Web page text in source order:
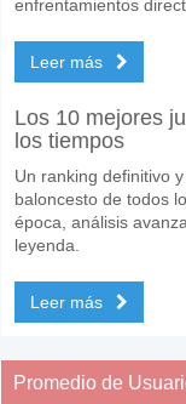
enfrentamientos
Leer más
Los 10 mejores
los tiempos
Un ranking definitivo
baloncesto de todos
época, análisis
leyenda.
Leer más
Promedio de